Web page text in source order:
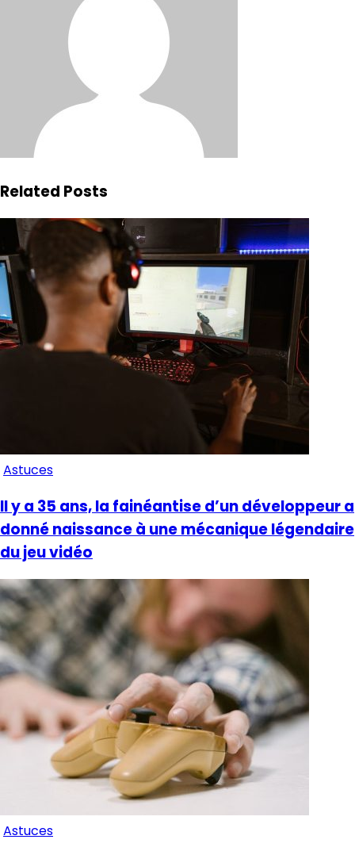
Related Posts
Astuces
Il y a 35 ans, la fainéantise d’un développeur a
donné naissance à une mécanique légendaire
du jeu vidéo
Astuces